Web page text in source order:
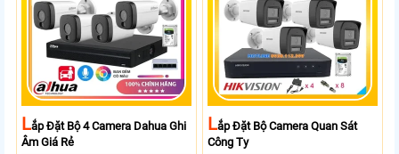
LẮp Đặt Bộ 4 Camera Dahua Ghi
Âm Giá Rẻ
LẮp Đặt Bộ Camera Quan Sát
Công Ty